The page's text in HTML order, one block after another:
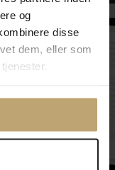
og
disse
dem, eller som